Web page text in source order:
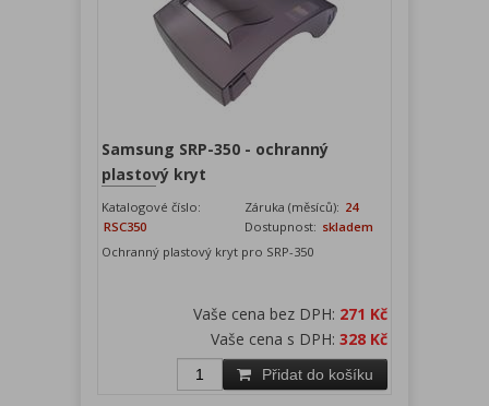
Samsung SRP-350 - ochranný
plastový kryt
Katalogové číslo:
RSC350
Záruka (měsíců): 24
Dostupnost: skladem
Ochranný plastový kryt pro SRP-350
Vaše cena bez DPH: 271 Kč
Vaše cena s DPH: 328 Kč
Přidat do košíku